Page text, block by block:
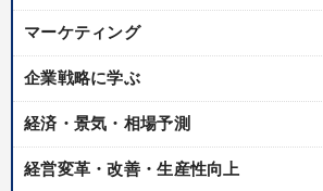
マーケティング
企業戦略に学ぶ
経済・景気・相場予測
経営変革・改善・生産性向上